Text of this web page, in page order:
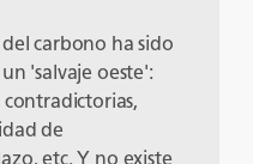
carbono ha sido
'salvaje oeste':
contradictorias,
de
etc. Y no existe